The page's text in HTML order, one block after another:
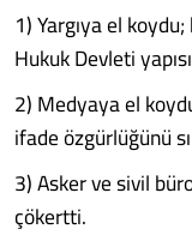
1) Yargıya el koydu;
Hukuk Devleti
2) Medyaya el
ifade özgürlüğünü
3) Asker ve sivil
çökertti.